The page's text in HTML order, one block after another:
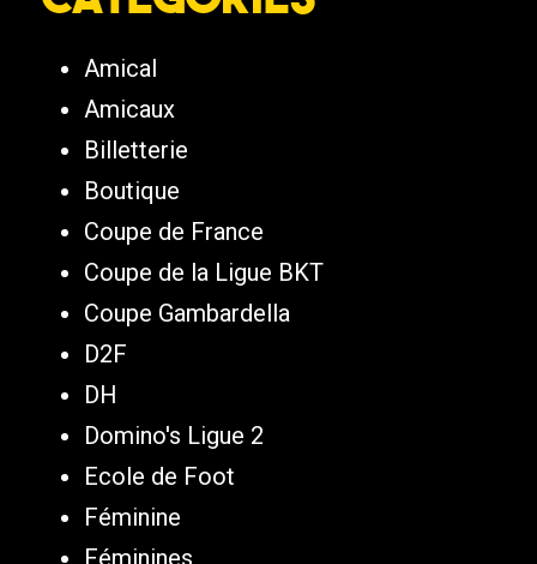
Amical
Amicaux
Billetterie
Boutique
Coupe de France
Coupe de la Ligue BKT
Coupe Gambardella
D2F
DH
Domino's Ligue 2
Ecole de Foot
Féminine
Féminines